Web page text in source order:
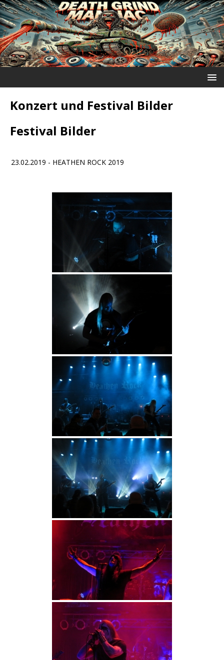
Konzert und Festival Bilder
Festival Bilder
23.02.2019 - HEATHEN ROCK 2019